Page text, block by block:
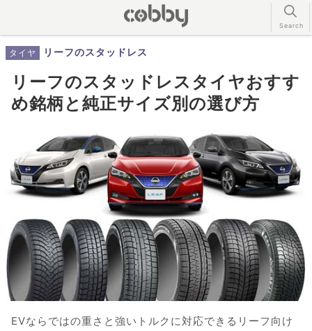
タイヤ リーフのスタッドレス
リーフのスタッドレスタイヤおすす
め銘柄と純正サイズ別の選び方
EVならではの重さと強いトルクに対応できるリーフ向け